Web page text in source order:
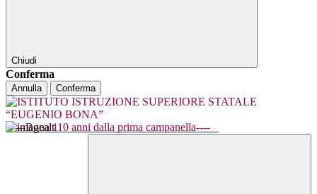
Chiudi
Conferma
Annulla Conferma
----Bona 110 anni dalla prima campanella----